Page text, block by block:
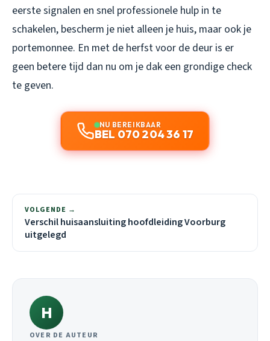
eerste signalen en snel professionele hulp in te
schakelen, bescherm je niet alleen je huis, maar ook je
portemonnee. En met de herfst voor de deur is er
geen betere tijd dan nu om je dak een grondige check
te geven.
NU BEREIKBAAR
BEL 070 204 36 17
VOLGENDE →
Verschil huisaansluiting hoofdleiding Voorburg
uitgelegd
H
OVER DE AUTEUR